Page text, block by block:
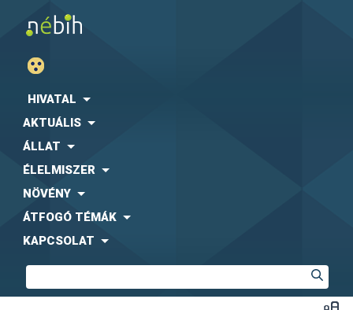
HIVATAL
AKTUÁLIS
ÁLLAT
ÉLELMISZER
NÖVÉNY
ÁTFOGÓ TÉMÁK
KAPCSOLAT